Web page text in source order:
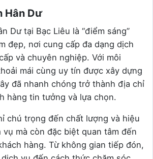
Hân Dư
Dư tại Bạc Liêu là “điểm sáng”
đẹp, nơi cung cấp đa dạng dịch
và chuyên nghiệp. Với môi
mái cùng uy tín được xây dựng
đã nhanh chóng trở thành địa chỉ
hàng tin tưởng và lựa chọn.
chú trọng đến chất lượng và hiệu
vụ mà còn đặc biệt quan tâm đến
hàng. Từ không gian tiếp đón,